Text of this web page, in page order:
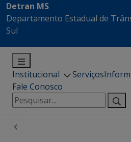
Detran MS
Departamento Estadual de
Sul
Institucional Serviços
Fale Conosco
Pesquisar
por: